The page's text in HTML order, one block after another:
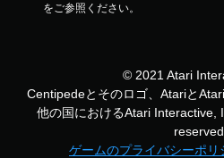
をご参照ください。
© 2021 Atari
Centipedeとそのロゴ、Atariと
他の国におけるAtari Interactive,
reserved.
ゲームのプライバシーポリ